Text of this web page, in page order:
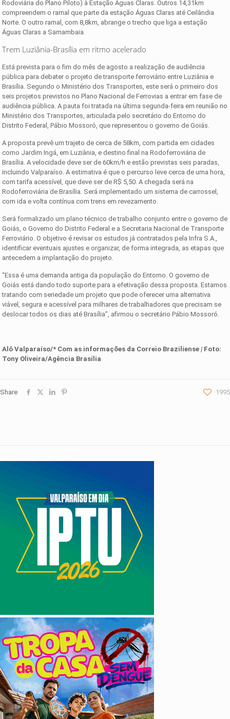
Rodoviária do Plano Piloto) à Estação Águas Claras. Outros 14,31km
compreendem o ramal que parte da estação Águas Claras até Ceilândia
Norte. O outro ramal, com 8,8km, abrange o trecho que liga a estação
Águas Claras a Samambaia.
Trem Luziânia-Brasília em ritmo acelerado
Está prevista para o fim do mês de agosto a realização de audiência
pública para debater o projeto de transporte ferroviário entre Luziânia e
Brasília. Segundo o Ministério dos Transportes, este será o primeiro dos
seis projetos previstos no Plano Nacional de Ferrovias a entrar em fase de
audiência pública. A pauta foi tratada na última segunda-feira em reunião no
Ministério dos Transportes, articulada pelo secretário do Entorno do
Distrito Federal, Pábio Mossoró, que representou o governo de Goiás.
A proposta prevê um trajeto de cerca de 58km, com partida em cidades
como Jardim Ingá, em Luziânia, e destino final na Rodoferroviária de
Brasília. A velocidade deve ser de 60km/h e estão previstas seis paradas,
incluindo Valparaíso. A estimativa é que o percurso leve cerca de uma hora,
com tarifa acessível, que deve ser de R$ 5,50. A chegada será na
Rodoferroviária de Brasília. Será implementado um sistema de carrossel,
com ida e volta contínua com trens em revezamento.
Será formalizado um plano técnico de trabalho conjunto entre o governo de
Goiás, o Governo do Distrito Federal e a Secretaria Nacional de Transporte
Ferroviário. O objetivo é revisar os estudos já contratados pela Infra S.A.,
identificar eventuais ajustes e organizar, de forma integrada, as etapas que
antecedem a implantação do projeto.
“Essa é uma demanda antiga da população do Entorno. O governo de
Goiás está dando todo suporte para a efetivação dessa proposta. Estamos
tratando com seriedade um projeto que pode oferecer uma alternativa
viável, segura e acessível para milhares de trabalhadores que precisam se
deslocar todos os dias até Brasília”, afirmou o secretário Pábio Mossoró.
Alô Valparaíso/* Com as informações da Correio Braziliense| Foto:
Tony Oliveira/Agência Brasília
Share 1995